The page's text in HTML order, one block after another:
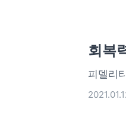
회복
피델리